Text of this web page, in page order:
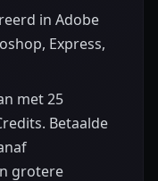
in Adobe
Express,
met 25
Betaalde
grotere